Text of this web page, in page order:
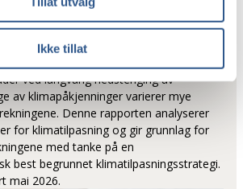
Ikke tillat
(fase 2)
ved langvarig nedstenging av
av klimapåkjenninger varierer mye
Denne rapporten analyserer
for klimatilpasning og gir grunnlag for
med tanke på en
best begrunnet klimatilpasningsstrategi.
mai 2026.